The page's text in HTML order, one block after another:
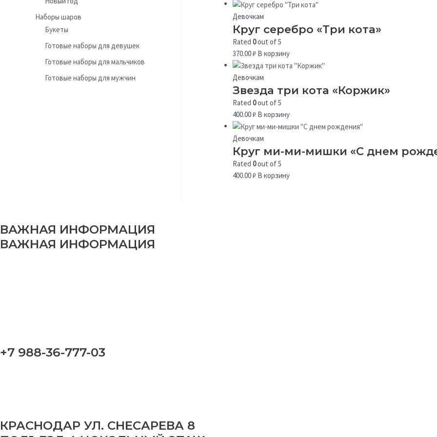
Наборы шаров
Букеты
Готовые наборы для девушек
Готовые наборы для мальчиков
Готовые наборы для мужчин
Девочкам
Круг серебро «Три кота»
Rated 0out of 5
370.00₽ В корзину
Девочкам
Звезда три кота «Коржик»
Rated 0out of 5
400.00₽ В корзину
Девочкам
Круг ми-ми-мишки «С днем
Rated 0out of 5
400.00₽ В корзину
ВАЖНАЯ ИНФОРМАЦИЯ
ВАЖНАЯ ИНФОРМАЦИЯ
+7 988-36-777-03
КРАСНОДАР УЛ. СНЕСАРЕВА 8